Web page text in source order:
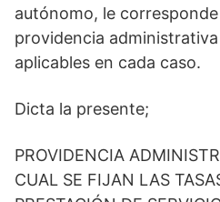
autónomo, le
providencia
aplicables en cada caso.
Dicta la presente;
PROVIDENCIA
CUAL SE FIJAN LAS